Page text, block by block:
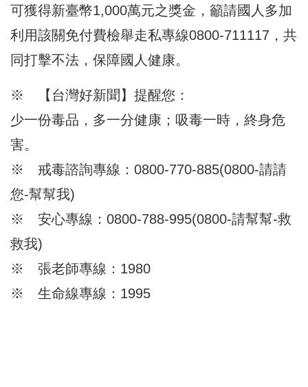
可獲得新臺幣1,000萬元之獎金，籲請國人多加
利用該關免付費檢舉走私專線0800-711117，共
同打擊不法，保障國人健康。
※ 【台灣好新聞】提醒您：
少一份毒品，多一分健康；吸毒一時，終身危
害。
※ 戒毒諮詢專線：0800-770-885(0800-請請
您-幫幫我)
※ 安心專線：0800-788-995(0800-請幫幫-救
救我)
※ 張老師專線：1980
※ 生命線專線：1995